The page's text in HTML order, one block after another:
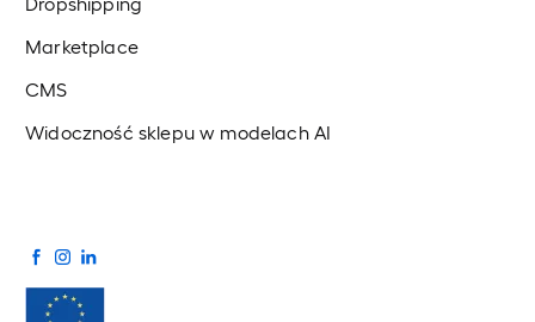
Marketplace
CMS
Widoczność sklepu w modelach AI